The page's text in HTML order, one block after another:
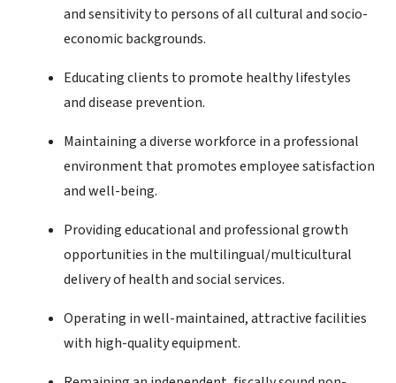
and sensitivity to persons of all cultural and socio-
economic backgrounds.
Educating clients to promote healthy lifestyles
and disease prevention.
Maintaining a diverse workforce in a professional
environment that promotes employee satisfaction
and well-being.
Providing educational and professional growth
opportunities in the multilingual/multicultural
delivery of health and social services.
Operating in well-maintained, attractive facilities
with high-quality equipment.